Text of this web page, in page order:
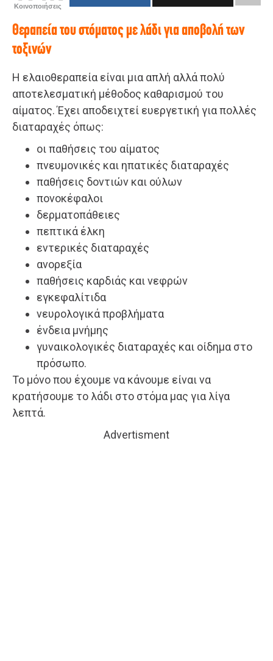
Κοινοποιήσεις
Θεραπεία του στόματος με λάδι για αποβολή των
τοξινών
Η ελαιοθεραπεία είναι μια απλή αλλά πολύ
αποτελεσματική μέθοδος καθαρισμού του
αίματος. Έχει αποδειχτεί ευεργετική για πολλές
διαταραχές όπως:
οι παθήσεις του αίματος
πνευμονικές και ηπατικές διαταραχές
παθήσεις δοντιών και ούλων
πονοκέφαλοι
δερματοπάθειες
πεπτικά έλκη
εντερικές διαταραχές
ανορεξία
παθήσεις καρδιάς και νεφρών
εγκεφαλίτιδα
νευρολογικά προβλήματα
ένδεια μνήμης
γυναικολογικές διαταραχές και οίδημα στο
πρόσωπο.
Το μόνο που έχουμε να κάνουμε είναι να
κρατήσουμε το λάδι στο στόμα μας για λίγα
λεπτά.
Advertisment